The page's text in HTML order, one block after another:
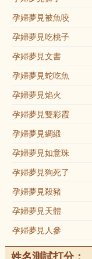
孕婦夢見被魚咬
孕婦夢見吃桃子
孕婦夢見文書
孕婦夢見蛇吃魚
孕婦夢見焰火
孕婦夢見雙彩霞
孕婦夢見綢緞
孕婦夢見如意珠
孕婦夢見狗死了
孕婦夢見殺豬
孕婦夢見天體
孕婦夢見人參
姓名測試打分：